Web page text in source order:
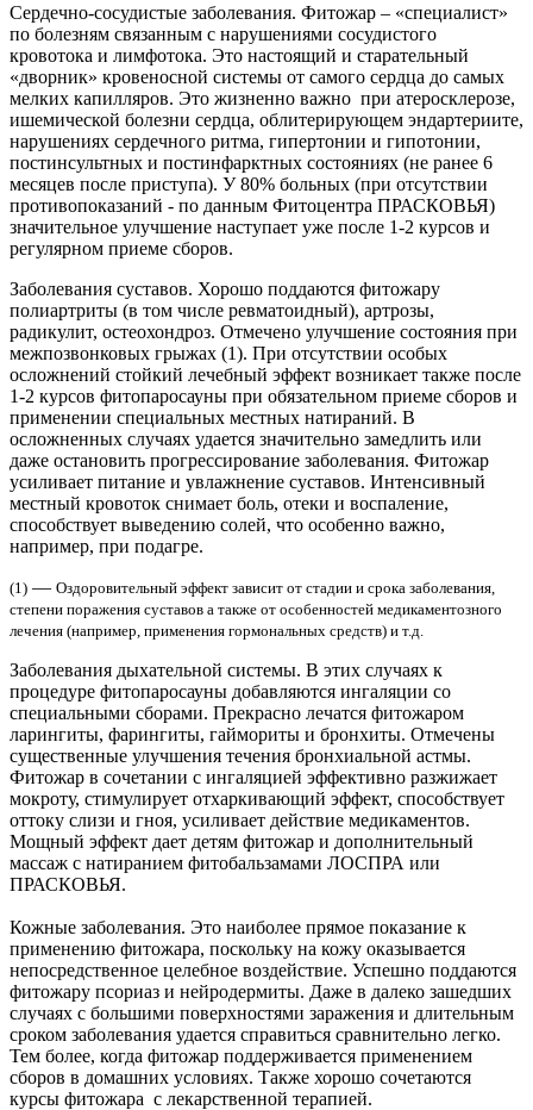
Сердечно-сосудистые заболевания. Фитожар – «специалист»
по болезням связанным с нарушениями сосудистого
кровотока и лимфотока. Это настоящий и старательный
«дворник» кровеносной системы от самого сердца до самых
мелких капилляров. Это жизненно важно при атеросклерозе,
ишемической болезни сердца, облитерирующем эндартериите,
нарушениях сердечного ритма, гипертонии и гипотонии,
постинсультных и постинфарктных состояниях (не ранее 6
месяцев после приступа). У 80% больных (при отсутствии
противопоказаний - по данным Фитоцентра ПРАСКОВЬЯ)
значительное улучшение наступает уже после 1-2 курсов и
регулярном приеме сборов.
Заболевания суставов. Хорошо поддаются фитожару
полиартриты (в том числе ревматоидный), артрозы,
радикулит, остеохондроз. Отмечено улучшение состояния при
межпозвонковых грыжах (1). При отсутствии особых
осложнений стойкий лечебный эффект возникает также после
1-2 курсов фитопаросауны при обязательном приеме сборов и
применении специальных местных натираний. В
осложненных случаях удается значительно замедлить или
даже остановить прогрессирование заболевания. Фитожар
усиливает питание и увлажнение суставов. Интенсивный
местный кровоток снимает боль, отеки и воспаление,
способствует выведению солей, что особенно важно,
например, при подагре.
(1) — Оздоровительный эффект зависит от стадии и срока заболевания,
степени поражения суставов а также от особенностей медикаментозного
лечения (например, применения гормональных средств) и т.д.
Заболевания дыхательной системы. В этих случаях к
процедуре фитопаросауны добавляются ингаляции со
специальными сборами. Прекрасно лечатся фитожаром
ларингиты, фарингиты, гаймориты и бронхиты. Отмечены
существенные улучшения течения бронхиальной астмы.
Фитожар в сочетании с ингаляцией эффективно разжижает
мокроту, стимулирует отхаркивающий эффект, способствует
оттоку слизи и гноя, усиливает действие медикаментов.
Мощный эффект дает детям фитожар и дополнительный
массаж с натиранием фитобальзамами ЛОСПРА или
ПРАСКОВЬЯ.
Кожные заболевания. Это наиболее прямое показание к
применению фитожара, поскольку на кожу оказывается
непосредственное целебное воздействие. Успешно поддаются
фитожару псориаз и нейродермиты. Даже в далеко зашедших
случаях с большими поверхностями заражения и длительным
сроком заболевания удается справиться сравнительно легко.
Тем более, когда фитожар поддерживается применением
сборов в домашних условиях. Также хорошо сочетаются
курсы фитожара с лекарственной терапией.